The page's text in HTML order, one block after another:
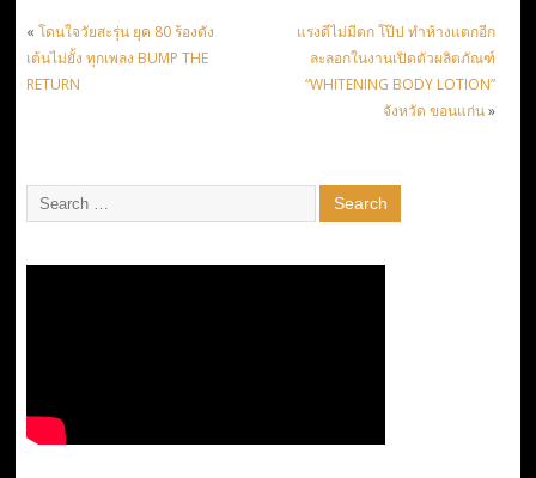
« โดนใจวัยสะรุ่น ยุค 80 ร้องดัง
เต้นไม่ยั้ง ทุกเพลง BUMP THE
RETURN
แรงดีไม่มีตก โป๊ป ทำห้างแตกอีก
ละลอกในงานเปิดตัวผลิตภัณฑ์
“WHITENING BODY LOTION”
จังหวัด ขอนแก่น»